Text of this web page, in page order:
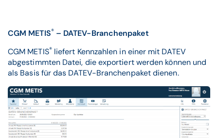
CGM METIS®– DATEV-Branchenpaket
CGM METIS®liefert Kennzahlen in einer mit DATEV
abgestimmten Datei, die exportiert werden können und
als Basis für das DATEV-Branchenpaket dienen.